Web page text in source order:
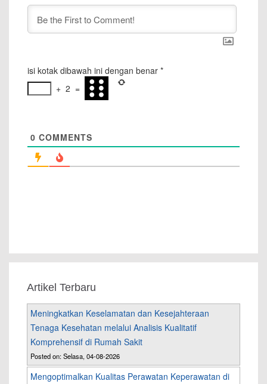
isi kotak dibawah ini dengan benar *
+ 2 =
0 COMMENTS
Artikel Terbaru
Meningkatkan Keselamatan dan Kesejahteraan
Tenaga Kesehatan melalui Analisis Kualitatif
Komprehensif di Rumah Sakit
Posted on: Selasa, 04-08-2026
Mengoptimalkan Kualitas Perawatan Keperawatan di